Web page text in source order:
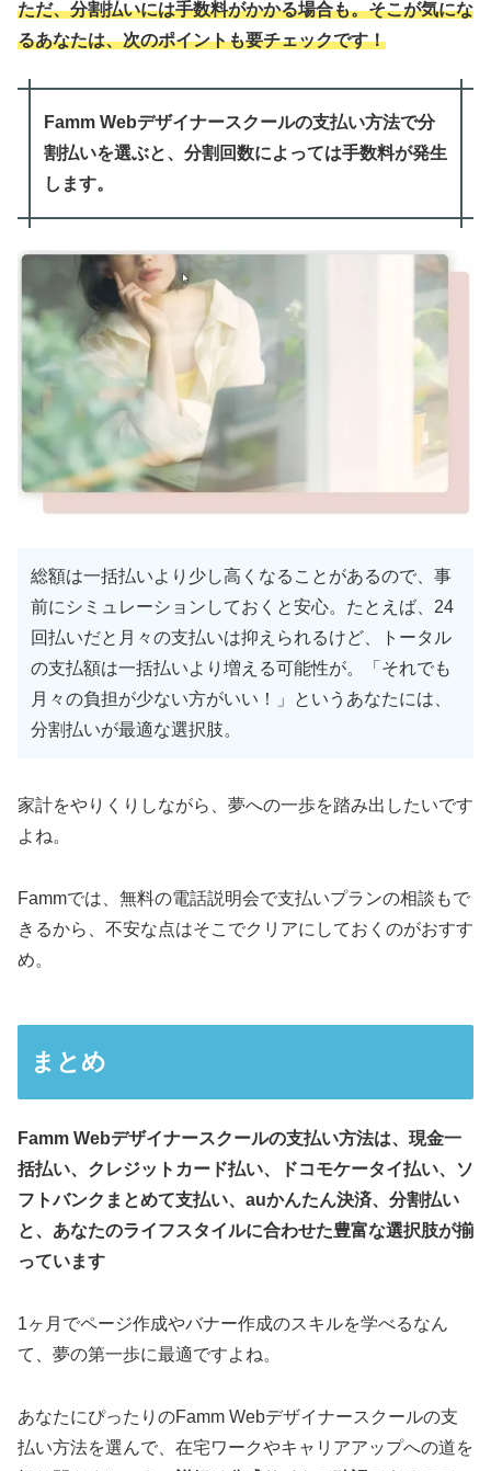
ただ、分割払いには手数料がかかる場合も。そこが気にな
るあなたは、次のポイントも要チェックです！
Famm Webデザイナースクールの支払い方法で分
割払いを選ぶと、分割回数によっては手数料が発生
します。
総額は一括払いより少し高くなることがあるので、事
前にシミュレーションしておくと安心。たとえば、24
回払いだと月々の支払いは抑えられるけど、トータル
の支払額は一括払いより増える可能性が。「それでも
月々の負担が少ない方がいい！」というあなたには、
分割払いが最適な選択肢。
家計をやりくりしながら、夢への一歩を踏み出したいです
よね。
Fammでは、無料の電話説明会で支払いプランの相談もで
きるから、不安な点はそこでクリアにしておくのがおすす
め。
まとめ
Famm Webデザイナースクールの支払い方法は、現金一
括払い、クレジットカード払い、ドコモケータイ払い、ソ
フトバンクまとめて支払い、auかんたん決済、分割払い
と、あなたのライフスタイルに合わせた豊富な選択肢が揃
っています
1ヶ月でページ作成やバナー作成のスキルを学べるなん
て、夢の第一歩に最適ですよね。
あなたにぴったりのFamm Webデザイナースクールの支
払い方法を選んで、在宅ワークやキャリアアップへの道を